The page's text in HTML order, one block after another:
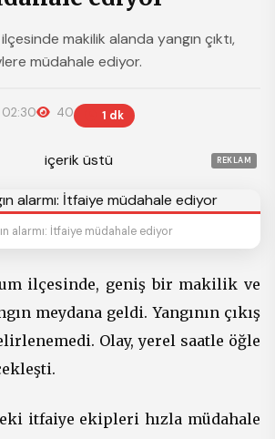
makilik alanda yangın çıktı,
müdahale ediyor.
02:30 40 1 dk
REKLAM
alarmı: İtfaiye müdahale ediyor
ilçesinde, geniş bir makilik ve
meydana geldi. Yangının çıkış
Olay, yerel saatle öğle
itfaiye ekipleri hızla müdahale